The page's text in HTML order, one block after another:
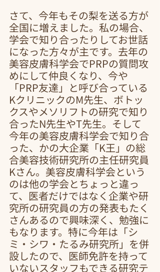
さて、今年もその梨を送る方が
全国に増えました。私の場合、
学会で知り合ったりしてお世話
になった方々が主です。去年の
美容皮膚科学会でPRPの質問攻
めにして仲良くなり、今や
「PRP友達」と呼び合っている
KクリニックのM先生、ボトッ
クスやメソリフトの研究で知り
合ったN先生やT先生。そして
今年の美容皮膚科学会で知り合
った、かの大企業「K王」の総
合美容技術研究所の主任研究員
Kさん。美容皮膚科学会という
のは他の学会とちょっと違っ
て、医者だけではなく企業や研
究所の研究員の方の発表もたく
さんあるので興味深く、勉強に
もなります。特に今年は「シ
ミ・シワ・たるみ研究所」を併
設したので、医師免許を持って
いないスタッフもできる研究テ